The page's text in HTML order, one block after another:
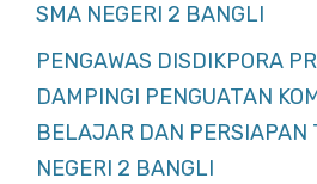
SMA NEGERI 2 BANGLI
PENGAWAS DISDIKPORA
DAMPINGI PENGUATAN
BELAJAR DAN PERSIAPAN
NEGERI 2 BANGLI